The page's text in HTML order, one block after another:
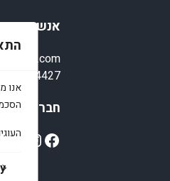
אנו
אנשי קשר
444-4427
חברתיים
Facebook
Instagram
TikTok